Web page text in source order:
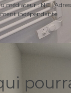
: NC |
indépendante